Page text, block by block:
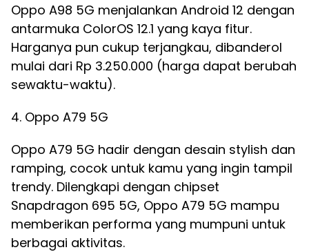
Oppo A98 5G menjalankan Android 12 dengan
antarmuka ColorOS 12.1 yang kaya fitur.
Harganya pun cukup terjangkau, dibanderol
mulai dari Rp 3.250.000 (harga dapat berubah
sewaktu-waktu).
4. Oppo A79 5G
Oppo A79 5G hadir dengan desain stylish dan
ramping, cocok untuk kamu yang ingin tampil
trendy. Dilengkapi dengan chipset
Snapdragon 695 5G, Oppo A79 5G mampu
memberikan performa yang mumpuni untuk
berbagai aktivitas.